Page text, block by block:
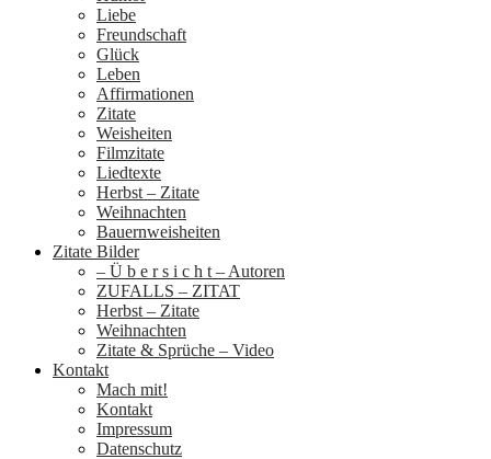
Liebe
Freundschaft
Glück
Leben
Affirmationen
Zitate
Weisheiten
Filmzitate
Liedtexte
Herbst – Zitate
Weihnachten
Bauernweisheiten
Zitate Bilder
– Ü b e r s i c h t – Autoren
ZUFALLS – ZITAT
Herbst – Zitate
Weihnachten
Zitate & Sprüche – Video
Kontakt
Mach mit!
Kontakt
Impressum
Datenschutz